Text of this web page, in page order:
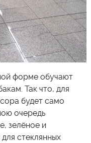
форме обучают
Так что, для
будет само
очередь
зелёное и
стеклянных